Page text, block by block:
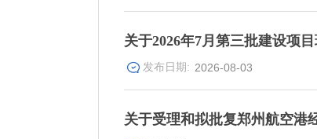
关于2026年7月第三批建设项
2026-08-03
关于受理和拟批复郑州航空港